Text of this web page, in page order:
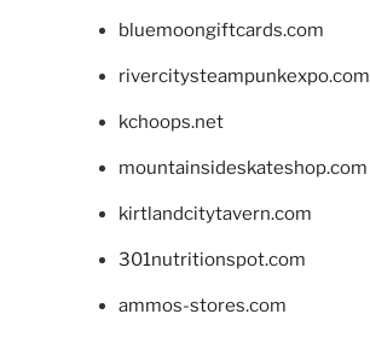
bluemoongiftcards.com
rivercitysteampunkexpo.com
kchoops.net
mountainsideskateshop.com
kirtlandcitytavern.com
301nutritionspot.com
ammos-stores.com